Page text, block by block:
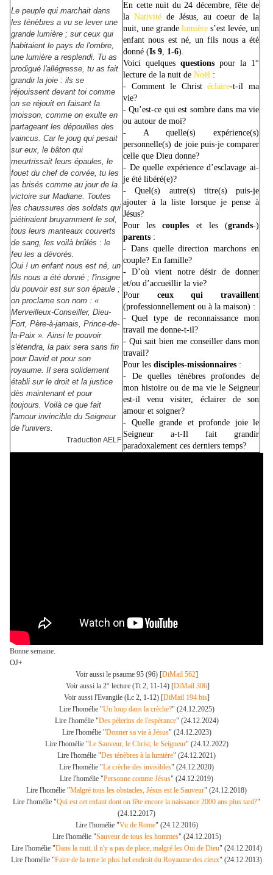
Le peuple qui marchait dans
les ténèbres a vu se lever une
grande lumière ; sur ceux qui
habitaient le pays de l'ombre,
une lumière a resplendi. Tu as
prodigué l'allégresse, tu as fait
grandir la joie : ils se
réjouissent devant toi comme
on se réjouit en faisant la
moisson, comme on exulte en
partageant les dépouilles des
vaincus. Car le joug qui pesait
sur eux, le bâton qui
meurtrissait leurs épaules, le
fouet du chef de corvée, tu les
as brisés comme au jour de la
victoire sur Madiane. Toutes
les chaussures des soldats qui
piétinaient bruyamment le sol,
tous leurs manteaux couverts
de sang, les voilà brûlés : le
feu les a dévorés.
Oui ! un enfant nous est né, un
fils nous a été donné ; l'insigne
du pouvoir est sur son épaule ;
on proclame son nom : «
Merveilleux-Conseiller, Dieu-
Fort, Père-à-jamais, Prince-de-
la-Paix ». Ainsi le pouvoir
s'étendra, la paix sera sans fin
pour David et pour son
royaume. Il sera solidement
établi sur le droit et la justice
dès maintenant et pour
toujours. Voilà ce que fait
l'amour invincible du Seigneur
de l'univers.
Traduction AELF
En cette nuit du 24 décembre, fête de
la Nativité de Jésus, au coeur de la
nuit, une grande lumière s’est levée, un
enfant nous est né, un fils nous a été
donné (Is 9, 1-6).
Voici quelques questions pour la 1°
lecture de la nuit de Noël :
- Comment le Christ éclaire-t-il ma
vie?
- Qu’est-ce qui est sombre dans ma vie
ou autour de moi?
- A quelle(s) expérience(s)
personnelle(s) de joie puis-je comparer
celle que Dieu donne?
- De quelle expérience d’esclavage ai-
je été libéré(e)?
- Quel(s) autre(s) titre(s) puis-je
ajouter à la liste lorsque je pense à
Jésus?
Pour lescouples et les (grands-)
parents :
- Dans quelle direction marchons en
couple? En famille?
- D’où vient notre désir de donner
et/ou d’accueillir la vie?
Pour ceux qui travaillent
(professionnellement ou à la maison) :
- Quel type de reconnaissance mon
travail me donne-t-il?
- Qui sait bien me conseiller dans mon
travail?
Pour les disciples-missionnaires :
- De quelles ténèbres profondes de
mon histoire ou de ma vie le Seigneur
est-il venu visiter, éclairer de son
amour et soigner?
- Quelle grande et profonde joie le
Seigneur a-t-Il fait grandir
paradoxalement ces derniers temps?
Bonne semaine.
OJ+
Voir aussi le psaume 95 (96) [DiMail 562]
Voir aussi la 2° lecture (Tt 2, 11-14) [DiMail 306]
Voir aussi l'Evangile (Lc 2, 1-12) [DiMail 194 bis]
Lire l'homélie "Un loup dans la crèche?" (24.12.2025)
Lire l'homélie "Des pèlerins de l'espérance" (24.12.2024)
Lire l'homélie "Donner sa vie à Jésus" (24.12.2023)
Lire l'homélie "Le Sauveur, le Christ, le Seigneur" (24.12.2022)
Lire l'homélie "Des ténèbres à la lumière" (24.12.2021)
Lire l'homélie "La crèche des invisibles" (24.12.2020)
Lire l'homélie "Personne comme Jésus" (24.12.2019)
Lire l'homélie "Malgré tous les obstacles, Jésus est le Sauveur" (24.12.2018)
Lire l'homélie "Qui est cet enfant dont on fête encore la naissance 2000 ans plus tard?"
(24.12.2017)
Lire l'homélie "Vu de Rome" (24.12.2016)
Lire l'homélie "Sauveur de tous les hommes" (24.12.2015)
Lire l'homélie "Dans la nuit, il n'y a pas de place, malgré les Oui de Dieu" (24.12.2014)
Lire l'homélie "Faire de la terre le plus bel endroit du Royaume des cieux" (24.12.2013)